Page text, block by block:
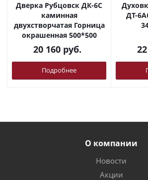
Дверка Рубцовск ДК-6С
каминная
двухстворчатая Горница
окрашенная 500*500
20 160 руб.
Подробнее
ДТ-
О компании
Новости
Акции